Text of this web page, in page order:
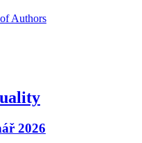
Authors
2026